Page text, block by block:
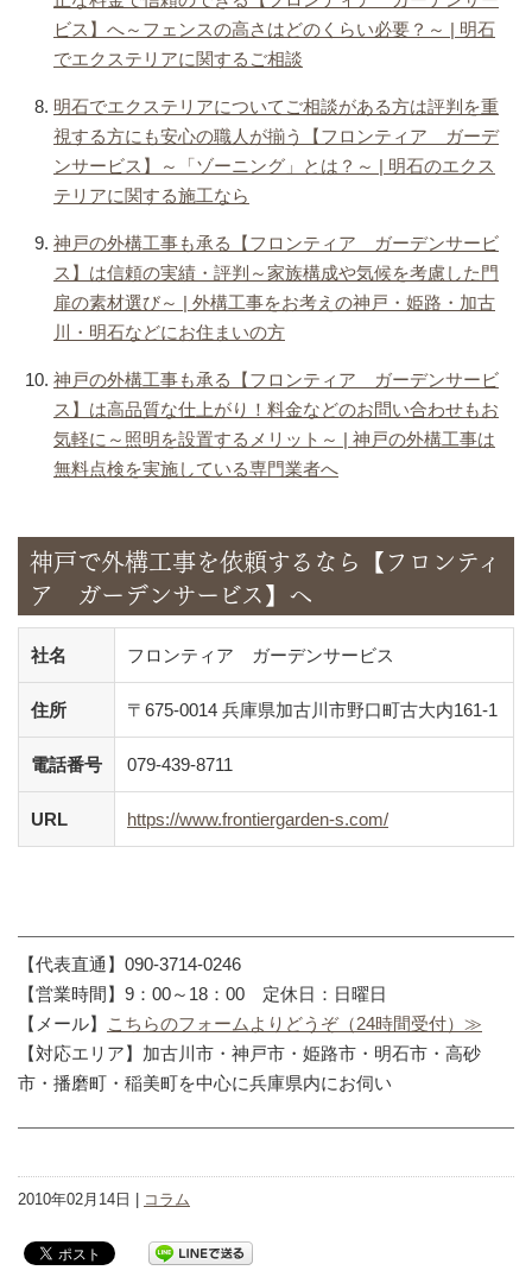
ビス】へ～フェンスの高さはどのくらい必要？～ | 明石
でエクステリアに関するご相談
明石でエクステリアについてご相談がある方は評判を重
視する方にも安心の職人が揃う【フロンティア ガーデ
ンサービス】～「ゾーニング」とは？～ | 明石のエクス
テリアに関する施工なら
神戸の外構工事も承る【フロンティア ガーデンサービ
ス】は信頼の実績・評判～家族構成や気候を考慮した門
扉の素材選び～ | 外構工事をお考えの神戸・姫路・加古
川・明石などにお住まいの方
神戸の外構工事も承る【フロンティア ガーデンサービ
ス】は高品質な仕上がり！料金などのお問い合わせもお
気軽に～照明を設置するメリット～ | 神戸の外構工事は
無料点検を実施している専門業者へ
神戸で外構工事を依頼するなら【フロンティ
ア ガーデンサービス】へ
社名 フロンティア ガーデンサービス
住所 〒675-0014 兵庫県加古川市野口町古大内161-1
電話番号 079-439-8711
URL https://www.frontiergarden-s.com/
【代表直通】090-3714-0246
【営業時間】9：00～18：00 定休日：日曜日
【メール】
こちらのフォームよりどうぞ（24時間受付）≫
【対応エリア】加古川市・神戸市・姫路市・明石市・高砂
市・播磨町・稲美町を中心に兵庫県内にお伺い
2010年02月14日 | コラム